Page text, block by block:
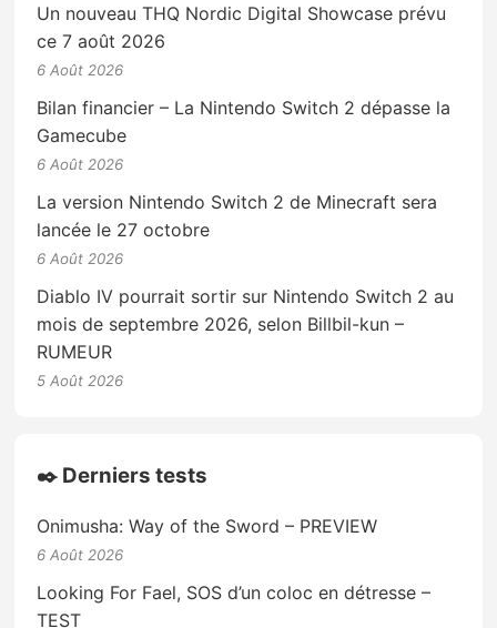
Un nouveau THQ Nordic Digital Showcase prévu
ce 7 août 2026
6 Août 2026
Bilan financier – La Nintendo Switch 2 dépasse la
Gamecube
6 Août 2026
La version Nintendo Switch 2 de Minecraft sera
lancée le 27 octobre
6 Août 2026
Diablo IV pourrait sortir sur Nintendo Switch 2 au
mois de septembre 2026, selon Billbil-kun –
RUMEUR
5 Août 2026
✒️ Derniers tests
Onimusha: Way of the Sword – PREVIEW
6 Août 2026
Looking For Fael, SOS d’un coloc en détresse –
TEST